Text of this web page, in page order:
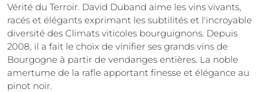
Vérité du Terroir. David Duband aime les vins vivants,
racés et élégants exprimant les subtilités et l'incroyable
diversité des Climats viticoles bourguignons. Depuis
2008, il a fait le choix de vinifier ses grands vins de
Bourgogne à partir de vendanges entières. La noble
amertume de la rafle apportant finesse et élégance au
pinot noir.